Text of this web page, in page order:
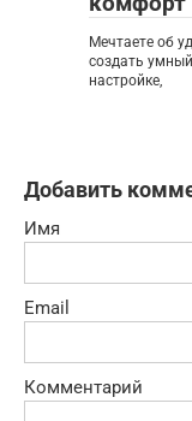
Мечтаете об
создать
настройке,
Добавить
Имя
Email
Комментарий